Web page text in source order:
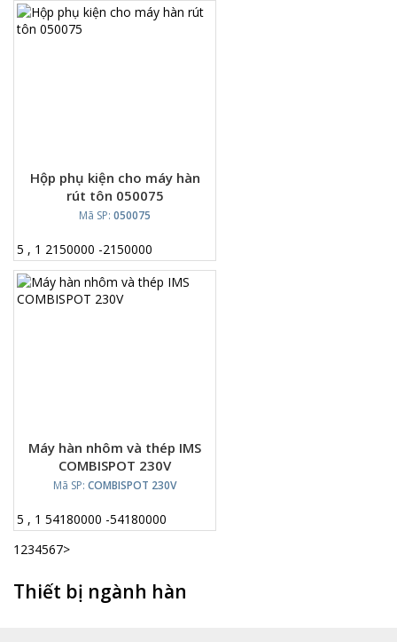
Hộp phụ kiện cho máy hàn
rút tôn 050075
Mã SP: 050075
5 , 1 2150000 -2150000
Máy hàn nhôm và thép IMS
COMBISPOT 230V
Mã SP: COMBISPOT 230V
5 , 1 54180000 -54180000
1 234567>
Thiết bị ngành hàn